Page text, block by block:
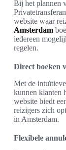
Bij het plannen
website waar
Amsterdam
iedereen
regelen.
Direct boeken
Met de
kunnen klanten
website biedt
reizigers zich
in Amsterdam.
Flexibele